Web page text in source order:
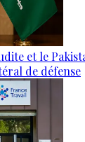
et le
de défense